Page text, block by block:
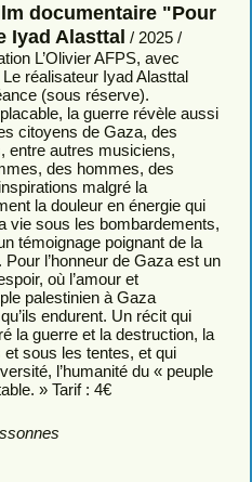
documentaire "Pour
Iyad Alasttal / 2025 /
L’Olivier AFPS, avec
réalisateur Iyad Alasttal
(sous réserve).
la guerre révèle aussi
citoyens de Gaza, des
entre autres musiciens,
des hommes, des
malgré la
la douleur en énergie qui
vie sous les bombardements,
témoignage poignant de la
l’honneur de Gaza est un
où l’amour et
palestinien à Gaza
endurent. Un récit qui
la guerre et la destruction, la
sous les tentes, et qui
l’humanité du « peuple
» Tarif : 4€